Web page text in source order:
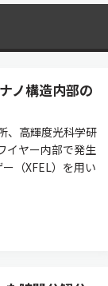
ノ構造内部の
、高輝度光科学研
イヤー内部で発生
（XFEL）を用い